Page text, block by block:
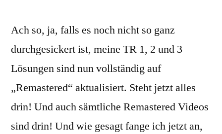
Ach so, ja, falls es noch nicht so ganz
durchgesickert ist, meine TR 1, 2 und 3
Lösungen sind nun vollständig auf
„Remastered“ aktualisiert. Steht jetzt alles
drin! Und auch sämtliche Remastered Videos
sind drin! Und wie gesagt fange ich jetzt an,